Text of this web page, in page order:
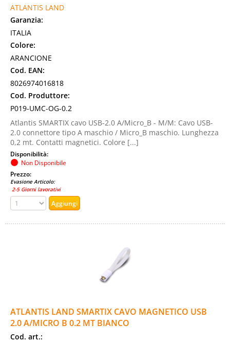
ATLANTIS LAND
Garanzia:
ITALIA
Colore:
ARANCIONE
Cod. EAN:
8026974016818
Cod. Produttore:
P019-UMC-OG-0.2
Atlantis SMARTIX cavo USB-2.0 A/Micro_B - M/M: Cavo USB-
2.0 connettore tipo A maschio / Micro_B maschio. Lunghezza
0,2 mt. Contatti magnetici. Colore [...]
Disponibilità:
Non Disponibile
Prezzo:
Evasione Articolo:
2-5 Giorni lavorativi
ATLANTIS LAND SMARTIX CAVO MAGNETICO USB
2.0 A/MICRO B 0.2 MT BIANCO
Cod. art.: